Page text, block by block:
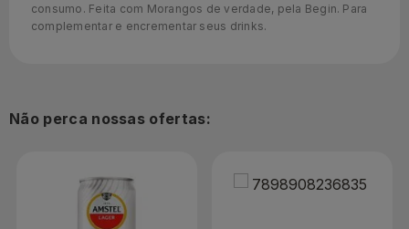
consumo. Feita com Morangos de verdade, pela Begin. Para
complementar e encrementar seus drinks.
Não perca nossas ofertas: